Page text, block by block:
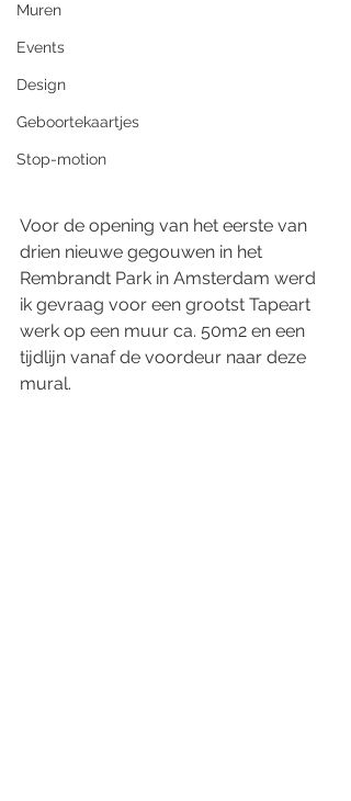
Muren
Events
Design
Geboortekaartjes
Stop-motion
Voor de opening van het eerste van
drien nieuwe gegouwen in het
Rembrandt Park in Amsterdam werd
ik gevraag voor een grootst Tapeart
werk op een muur ca. 50m2 en een
tijdlijn vanaf de voordeur naar deze
mural.